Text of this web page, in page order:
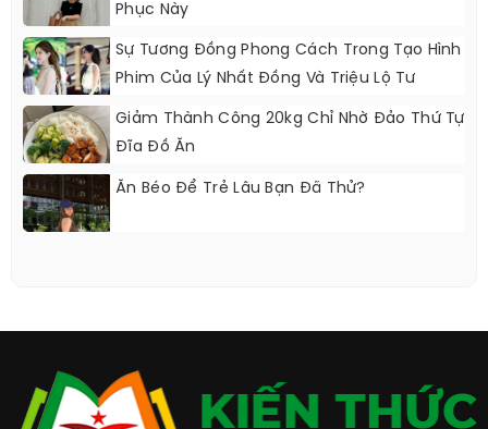
Phục Này
Sự Tương Đồng Phong Cách Trong Tạo Hình
Phim Của Lý Nhất Đồng Và Triệu Lộ Tư
Giảm Thành Công 20kg Chỉ Nhờ Đảo Thứ Tự
Đĩa Đồ Ăn
Ăn Béo Để Trẻ Lâu Bạn Đã Thử?